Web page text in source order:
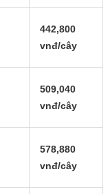
442,800
vnđ/cây
509,040
vnđ/cây
578,880
vnđ/cây